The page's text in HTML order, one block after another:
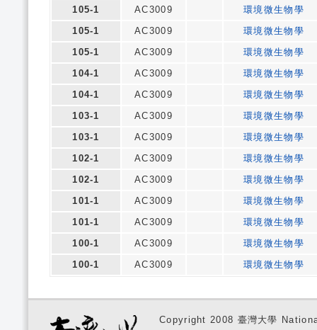
105-1
AC3009
環境微生物學
105-1
AC3009
環境微生物學
105-1
AC3009
環境微生物學
104-1
AC3009
環境微生物學
104-1
AC3009
環境微生物學
103-1
AC3009
環境微生物學
103-1
AC3009
環境微生物學
102-1
AC3009
環境微生物學
102-1
AC3009
環境微生物學
101-1
AC3009
環境微生物學
101-1
AC3009
環境微生物學
100-1
AC3009
環境微生物學
100-1
AC3009 環境微生物學
Copyright 2008 臺灣大學